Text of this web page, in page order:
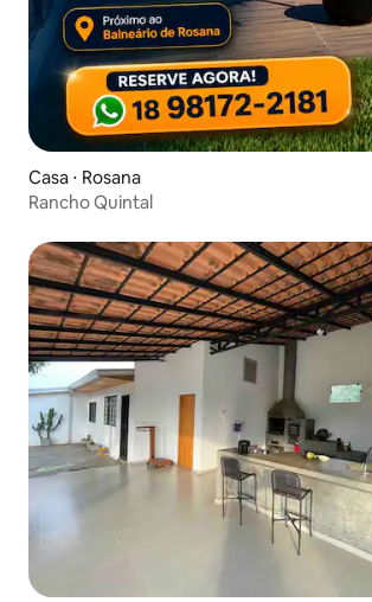
Casa ⋅ Rosana
Rancho Quintal